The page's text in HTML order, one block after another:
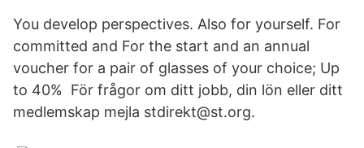
You develop perspectives. Also for yourself. For
committed and For the start and an annual
voucher for a pair of glasses of your choice; Up
to 40% För frågor om ditt jobb, din lön eller ditt
medlemskap mejla stdirekt@st.org.